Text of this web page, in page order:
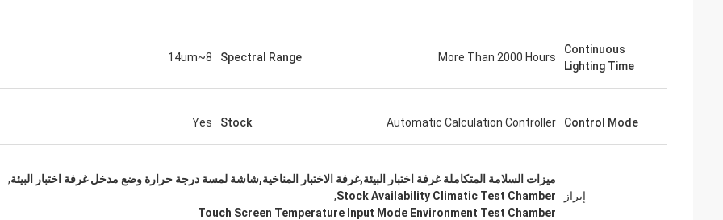
Continuous
Lighting Time
More Than 2000 Hours
Spectral Range
8~14um
Control Mode
Automatic Calculation Controller
Stock
Yes
إبراز
ميزات السلامة المتكاملة غرفة اختبار البيئة,غرفة الاختبار المناخية,شاشة لمسة درجة حرارة وضع مدخل غرفة اختبار البيئة,
Stock Availability Climatic Test Chamber
,
Touch Screen Temperature Input Mode Environment Test Chamber